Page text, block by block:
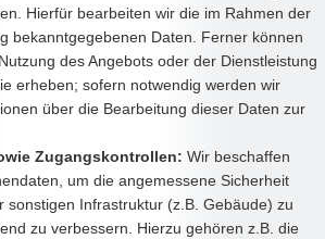
Hierfür bearbeiten wir die im Rahmen der
bekanntgegebenen Daten. Ferner können
des Angebots oder der Dienstleistung
erheben; sofern notwendig werden wir
über die Bearbeitung dieser Daten zur
Zugangskontrollen: Wir beschaffen
um die angemessene Sicherheit
sonstigen Infrastruktur (z.B. Gebäude) zu
zu verbessern. Hierzu gehören z.B. die